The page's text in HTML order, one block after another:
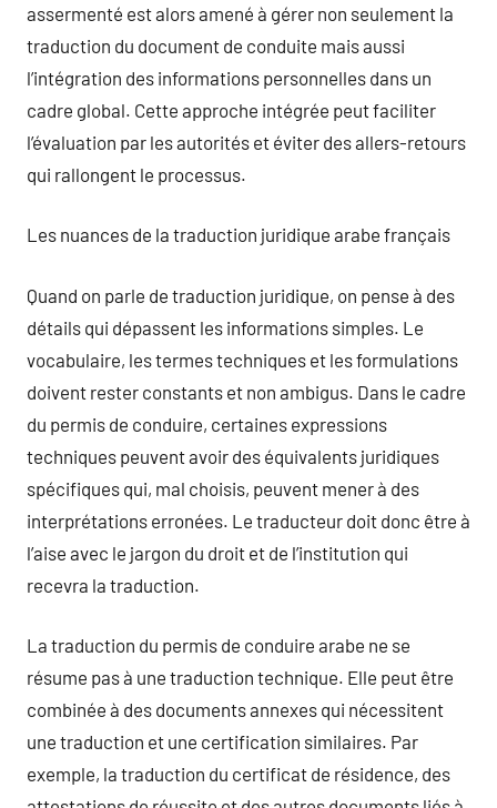
assermenté est alors amené à gérer non seulement la
traduction du document de conduite mais aussi
l’intégration des informations personnelles dans un
cadre global. Cette approche intégrée peut faciliter
l’évaluation par les autorités et éviter des allers-retours
qui rallongent le processus.
Les nuances de la traduction juridique arabe français
Quand on parle de traduction juridique, on pense à des
détails qui dépassent les informations simples. Le
vocabulaire, les termes techniques et les formulations
doivent rester constants et non ambigus. Dans le cadre
du permis de conduire, certaines expressions
techniques peuvent avoir des équivalents juridiques
spécifiques qui, mal choisis, peuvent mener à des
interprétations erronées. Le traducteur doit donc être à
l’aise avec le jargon du droit et de l’institution qui
recevra la traduction.
La traduction du permis de conduire arabe ne se
résume pas à une traduction technique. Elle peut être
combinée à des documents annexes qui nécessitent
une traduction et une certification similaires. Par
exemple, la traduction du certificat de résidence, des